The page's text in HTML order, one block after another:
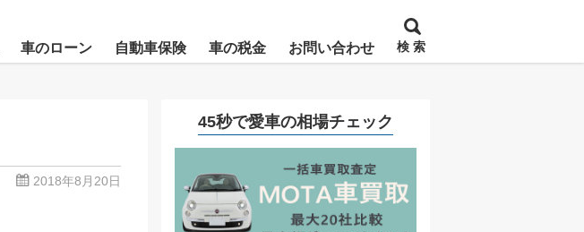
車のローン 自動車保険 車の税金 お問い合わせ 検 索
2018年8月20日
45秒で愛車の相場チェック